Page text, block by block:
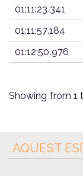
01:11:23.341
01:11:57.184
01:12:50.976
Showing from 1
AQUEST